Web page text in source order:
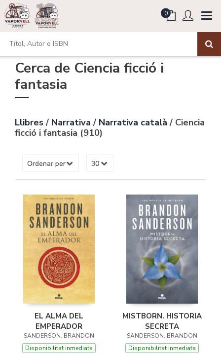
0
Cerca de Ciencia ficció i
fantasia
Llibres/ Narrativa/ Narrativa català/ Ciencia
ficció i fantasia (910)
EL ALMA DEL
EMPERADOR
SANDERSON, BRANDON
Disponibilitat inmediata
MISTBORN. HISTORIA
SECRETA
SANDERSON, BRANDON
Disponibilitat inmediata